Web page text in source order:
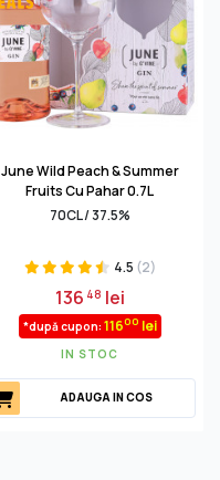
June Wild Peach & Summer
Fruits Cu Pahar 0.7L
70CL / 37.5%
4.5 (2)
136 48 lei
*după cupon: 11600 lei
IN STOC
ADAUGA IN COS